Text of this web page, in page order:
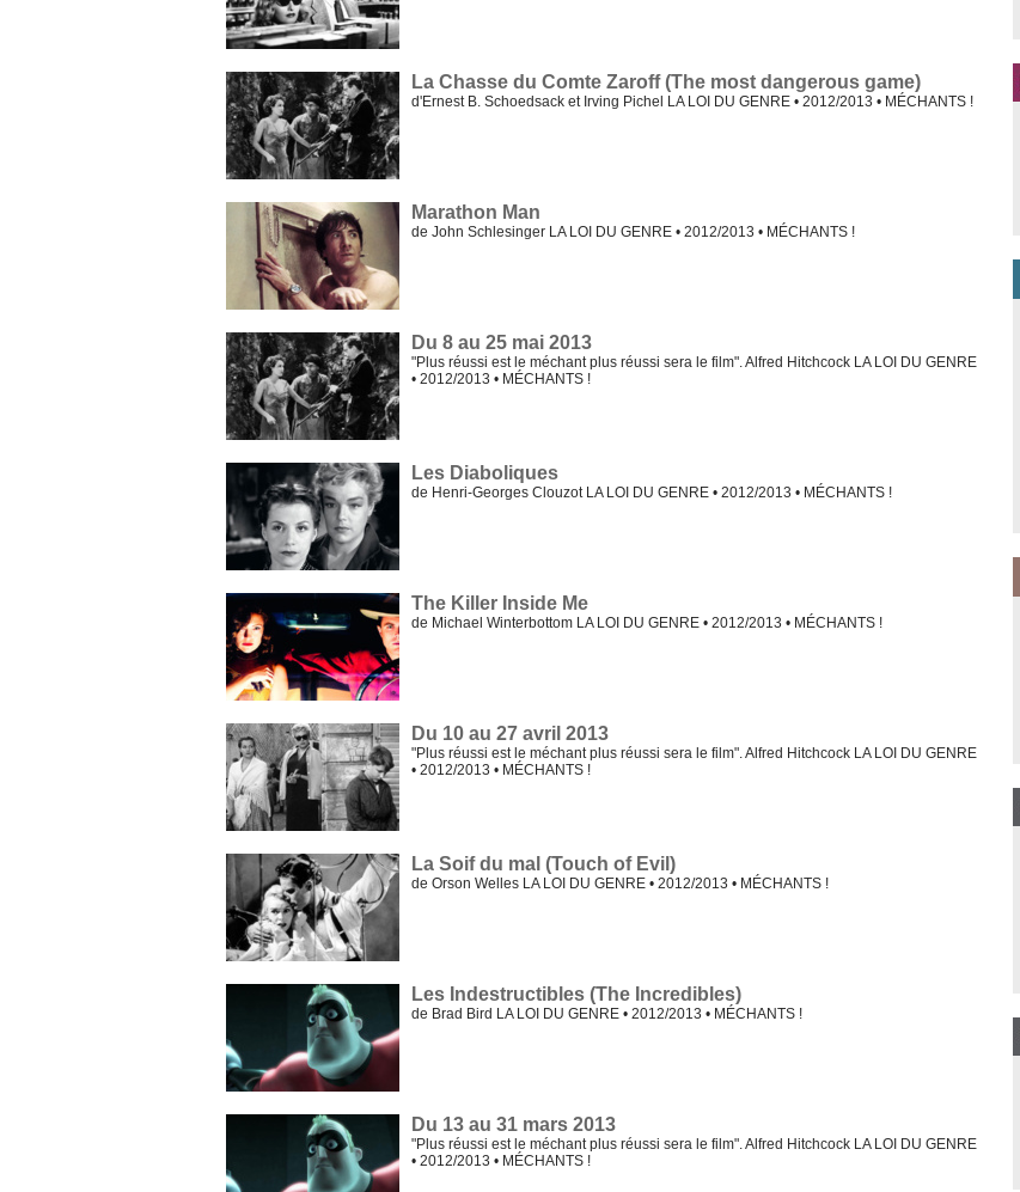
La Chasse du Comte Zaroff (The most dangerous game)
d'Ernest B. Schoedsack et Irving Pichel LA LOI DU GENRE • 2012/2013 • MÉCHANTS !
Marathon Man
de John Schlesinger LA LOI DU GENRE • 2012/2013 • MÉCHANTS !
Du 8 au 25 mai 2013
"Plus réussi est le méchant plus réussi sera le film". Alfred Hitchcock LA LOI DU GENRE
• 2012/2013 • MÉCHANTS !
Les Diaboliques
de Henri-Georges Clouzot LA LOI DU GENRE • 2012/2013 • MÉCHANTS !
The Killer Inside Me
de Michael Winterbottom LA LOI DU GENRE • 2012/2013 • MÉCHANTS !
Du 10 au 27 avril 2013
"Plus réussi est le méchant plus réussi sera le film". Alfred Hitchcock LA LOI DU GENRE
• 2012/2013 • MÉCHANTS !
La Soif du mal (Touch of Evil)
de Orson Welles LA LOI DU GENRE • 2012/2013 • MÉCHANTS !
Les Indestructibles (The Incredibles)
de Brad Bird LA LOI DU GENRE • 2012/2013 • MÉCHANTS !
Du 13 au 31 mars 2013
"Plus réussi est le méchant plus réussi sera le film". Alfred Hitchcock LA LOI DU GENRE
• 2012/2013 • MÉCHANTS !